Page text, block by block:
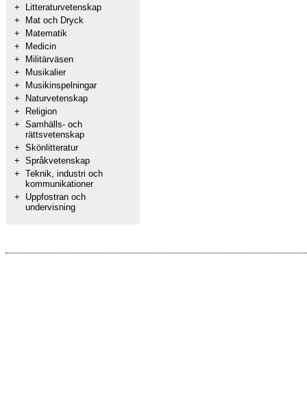
+
Litteraturvetenskap
+
Mat och Dryck
+
Matematik
+
Medicin
+
Militärväsen
+
Musikalier
+
Musikinspelningar
+
Naturvetenskap
+
Religion
+ Samhälls- och
rättsvetenskap
+ Skönlitteratur
+ Språkvetenskap
+ Teknik, industri och
kommunikationer
+
Uppfostran och
undervisning